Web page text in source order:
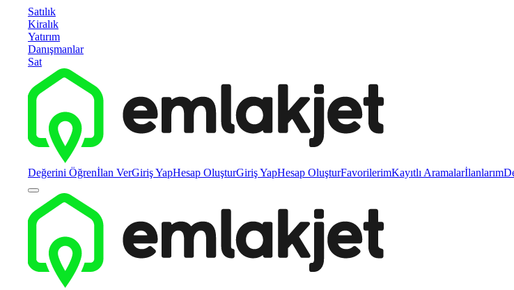
Satılık
Kiralık
Yatırım
Danışmanlar
Sat
Değerini Öğrenİlan VerGiriş YapHesap OluşturGiriş YapHesap OluşturFavorilerimKayıtlı Aramalarİlanlarım